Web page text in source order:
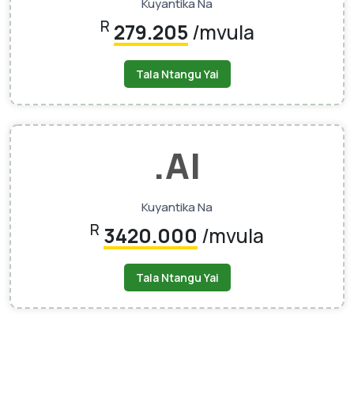
R 279.205/mvula
Tala Ntangu Yai
.AI
Kuyantika Na
R 3420.000 /mvula
Tala Ntangu Yai